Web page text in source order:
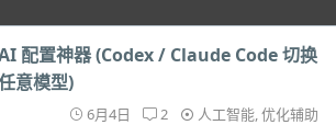
配置神器 (Codex / Claude Code 切换
意模型)
6月4日 2 人工智能,优化辅助